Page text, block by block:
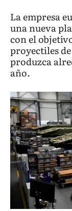
La empresa
una nueva
con el
proyectiles
produzca
año.